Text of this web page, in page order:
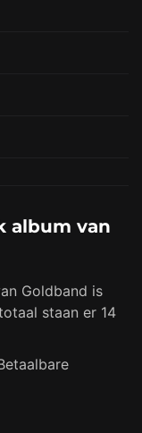
album van
Goldband is
staan er 14